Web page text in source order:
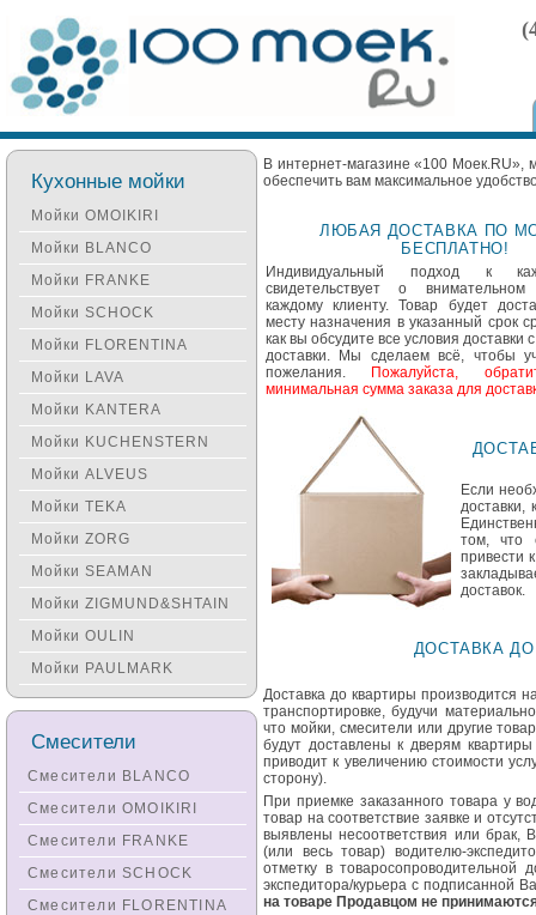
В интернет-магазине «100 Моек.RU»,
обеспечить вам максимальное
ЛЮБАЯ ДОСТАВКА ПО
БЕСПЛАТНО!
Индивидуальный подход к
свидетельствует о
каждому клиенту. Товар будет
месту назначения в указанный срок
как вы обсудите все условия доставки
доставки. Мы сделаем всё, чтобы
пожелания.
Пожалуйста,
минимальная сумма заказа для
Если
доставки,
том, что
привести
доставок.
ДОСТАВКА
Доставка до квартиры производится
транспортировке, будучи
что мойки, смесители или другие
будут доставлены к дверям
приводит к увеличению стоимости
сторону).
При приемке заказанного товара у
товар на соответствие заявке и
выявлены несоответствия или брак,
(или весь товар) водителю-
отметку в товаросопроводительной
экспедитора/курьера с подписанной
на товаре Продавцом не
Кухонные мойки
Мойки OMOIKIRI
Мойки BLANCO
Мойки FRANKE
Мойки SCHOCK
Мойки FLORENTINA
Мойки LAVA
Мойки KANTERA
Мойки KUCHENSTERN
Мойки ALVEUS
Мойки TEKA
Мойки ZORG
Мойки SEAMAN
Мойки ZIGMUND&SHTAIN
Мойки OULIN
Мойки PAULMARK
Смесители
Смесители BLANCO
Смесители OMOIKIRI
Смесители FRANKE
Смесители SCHOCK
Смесители FLORENTINA